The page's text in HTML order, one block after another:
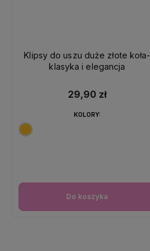
Klipsy do uszu duże złote koła-
klasyka i elegancja
29,90 zł
Do koszyka
KOLORY: